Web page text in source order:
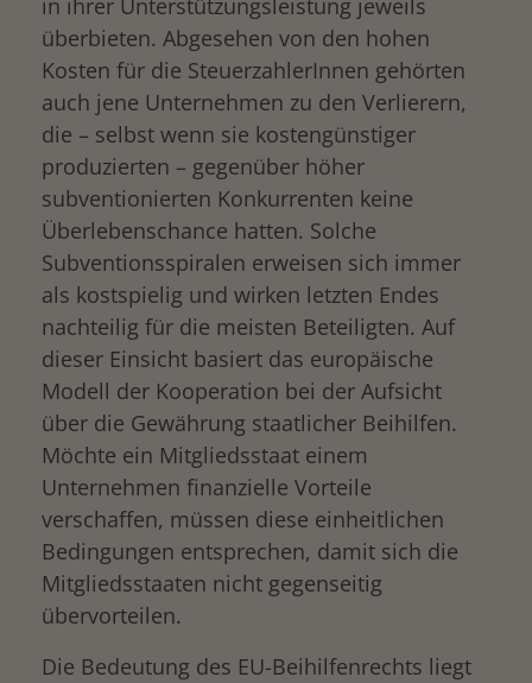
in ihrer Unterstützungsleistung jeweils
überbieten. Abgesehen von den hohen
Kosten für die SteuerzahlerInnen gehörten
auch jene Unternehmen zu den Verlierern,
die – selbst wenn sie kostengünstiger
produzierten – gegenüber höher
subventionierten Konkurrenten keine
Überlebenschance hatten. Solche
Subventionsspiralen erweisen sich immer
als kostspielig und wirken letzten Endes
nachteilig für die meisten Beteiligten. Auf
dieser Einsicht basiert das europäische
Modell der Kooperation bei der Aufsicht
über die Gewährung staatlicher Beihilfen.
Möchte ein Mitgliedsstaat einem
Unternehmen finanzielle Vorteile
verschaffen, müssen diese einheitlichen
Bedingungen entsprechen, damit sich die
Mitgliedsstaaten nicht gegenseitig
übervorteilen.
Die Bedeutung des EU-Beihilfenrechts liegt